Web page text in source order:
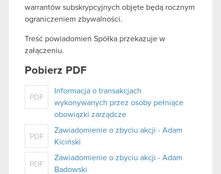
warrantów subskrypcyjnych objęte będą rocznym
ograniczeniem zbywalności.
Treść powiadomień Spółka przekazuje w
załączeniu.
Pobierz PDF
PDF
Informacja o transakcjach
wykonywanych przez osoby pełniące
obowiązki zarządcze
PDF
Zawiadomienie o zbyciu akcji - Adam
Kiciński
PDF
Zawiadomienie o zbyciu akcji - Adam
Badowski